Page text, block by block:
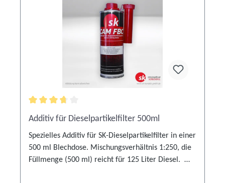
Durchschnittliche Bewertung von 3.6 von 5 Sternen
Additiv für Dieselpartikelfilter 500ml
Spezielles Additiv für SK-Dieselpartikelfilter in einer
500 ml Blechdose. Mischungsverhältnis 1:250, die
Füllmenge (500 ml) reicht für 125 Liter Diesel.